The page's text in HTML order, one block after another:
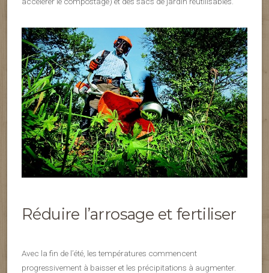
Réduire l’arrosage et fertiliser
Avec la fin de l’été, les températures commencent
progressivement à baisser et les précipitations à augmenter.